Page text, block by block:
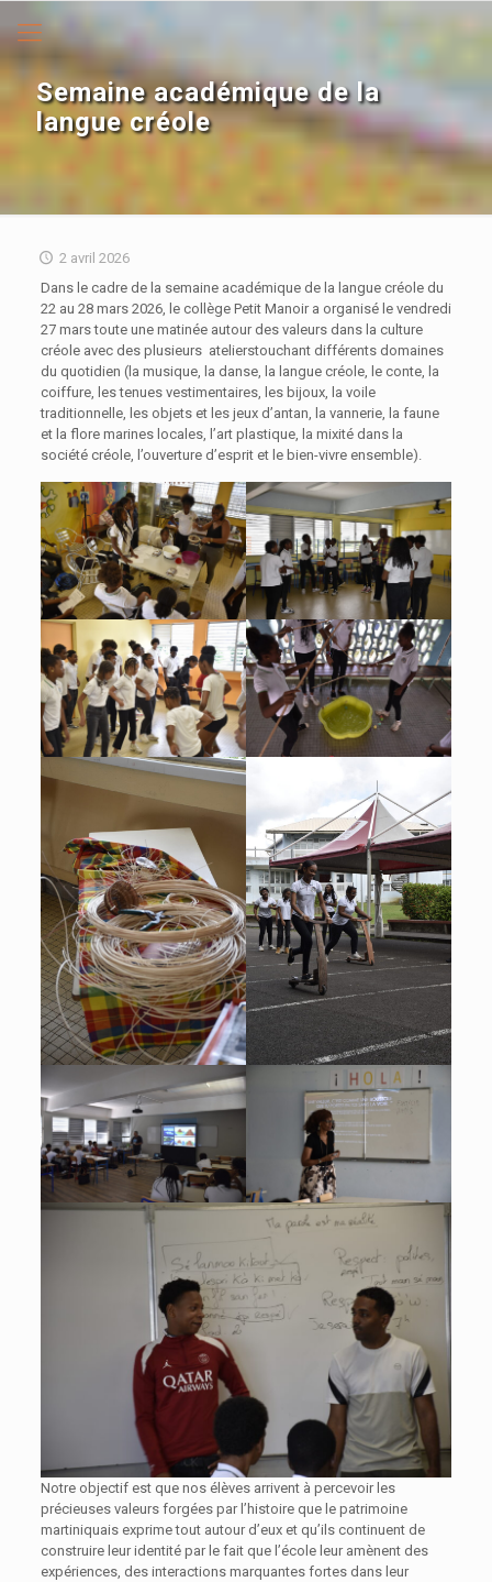
Semaine académique de la
langue créole
2 avril 2026
Dans le cadre de la semaine académique de la langue créole du
22 au 28 mars 2026, le collège Petit Manoir a organisé le vendredi
27 mars toute une matinée autour des valeurs dans la culture
créole avec des plusieurs atelierstouchant différents domaines
du quotidien (la musique, la danse, la langue créole, le conte, la
coiffure, les tenues vestimentaires, les bijoux, la voile
traditionnelle, les objets et les jeux d’antan, la vannerie, la faune
et la flore marines locales, l’art plastique, la mixité dans la
société créole, l’ouverture d’esprit et le bien-vivre ensemble).
Notre objectif est que nos élèves arrivent à percevoir les
précieuses valeurs forgées par l’histoire que le patrimoine
martiniquais exprime tout autour d’eux et qu’ils continuent de
construire leur identité par le fait que l’école leur amènent des
expériences, des interactions marquantes fortes dans leur